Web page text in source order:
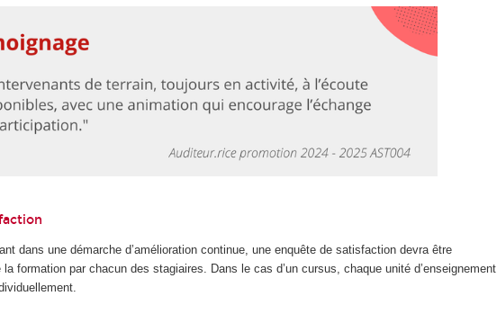
dans une démarche d’amélioration continue, une enquête de satisfaction devra être
formation par chacun des stagiaires. Dans le cas d’un cursus, chaque unité d’enseignement